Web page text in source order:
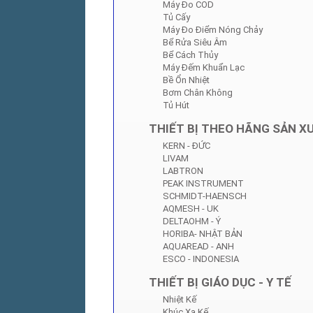
Máy Đo COD
Tủ Cấy
Máy Đo Điểm Nóng Chảy
Bể Rửa Siêu Âm
Bể Cách Thủy
Máy Đếm Khuẩn Lạc
Bề Ổn Nhiệt
Bơm Chân Không
Tủ Hút
THIẾT BỊ THEO HÃNG SẢN
KERN - ĐỨC
LIVAM
LABTRON
PEAK INSTRUMENT
SCHMIDT-HAENSCH
AQMESH - UK
DELTAOHM - Ý
HORIBA- NHẬT BẢN
AQUAREAD - ANH
ESCO - INDONESIA
THIẾT BỊ GIÁO DỤC - Y TẾ
Nhiệt Kế